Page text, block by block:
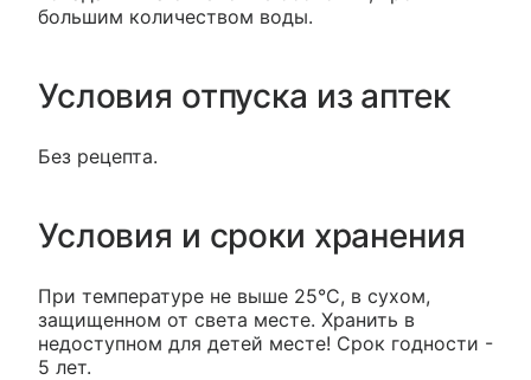
большим количеством воды.
Условия отпуска из аптек
Без рецепта.
Условия и сроки хранения
При температуре не выше 25°С, в сухом,
защищенном от света месте. Хранить в
недоступном для детей месте! Срок годности -
5 лет.